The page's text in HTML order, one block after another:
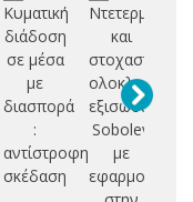
Κυματική
διάδοση
σε μέσα
με
διασπορά
:
αντίστροφη
σκέδαση
και
στοχαστικές
εξισώσεις
Sobolev
με
εφαρμογές